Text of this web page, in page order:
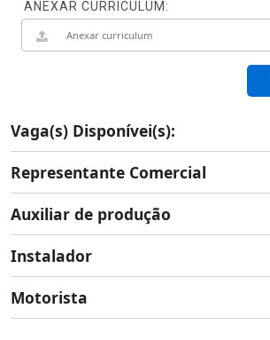
ANEXAR CURRICULUM:
Vaga(s) Disponívei(s):
Representante Comercial
Auxiliar de produção
Instalador
Motorista